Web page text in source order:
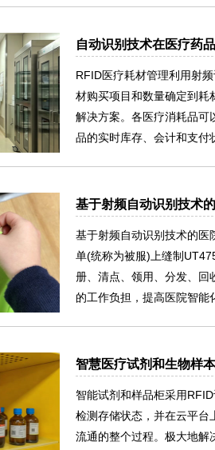
自动识别技术在医疗药
RFID医疗耗材管理利用射
材购买项目和数量确定到耗
解决方案。各医疗消耗品可
品的实时库存、会计和支付
基于射频自动识别技术
基于射频自动识别技术的医
单(统称为被服)上缝制
册、清点、领用、分发、回
的工作负担，提高医院智能
智慧医疗试剂和生物样
智能试剂和样品柜采用
检测存储状态，并在云平台
流通的整个过程。极大地解